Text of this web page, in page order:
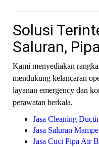
Solusi
Saluran,
Kami menyediakan
mendukung kelancaran
layanan emergency dan
perawatan berkala.
Jasa Cleaning
Jasa Saluran
Jasa Cuci Pipa Air